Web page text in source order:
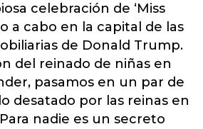
celebración de ‘Miss
a cabo en la capital de las
de Donald Trump.
del reinado de niñas en
pasamos en un par de
desatado por las reinas en
nadie es un secreto